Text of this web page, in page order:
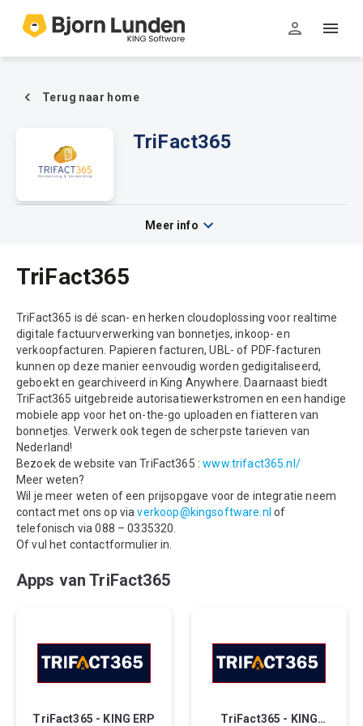
Terug naar home
TriFact365
Meer info
TriFact365
TriFact365 is dé scan- en herken cloudoplossing voor realtime
digitale factuurverwerking van bonnetjes, inkoop- en
verkoopfacturen. Papieren facturen, UBL- of PDF-facturen
kunnen op deze manier eenvoudig worden gedigitaliseerd,
geboekt en gearchiveerd in King Anywhere. Daarnaast biedt
TriFact365 uitgebreide autorisatiewerkstromen en een handige
mobiele app voor het on-the-go uploaden en fiatteren van
bonnetjes. Verwerk ook tegen de scherpste tarieven van
Nederland!
Bezoek de website van TriFact365 :www.trifact365.nl/
Meer weten?
Wil je meer weten of een prijsopgave voor de integratie neem
contact met ons op viaverkoop@kingsoftware.nl of
telefonisch via 088 – 0335320.
Of vul het contactformulier in.
Apps van TriFact365
TriFact365 - KING ERP TriFact365 - KING